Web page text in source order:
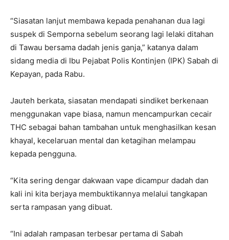
“Siasatan lanjut membawa kepada penahanan dua lagi
suspek di Semporna sebelum seorang lagi lelaki ditahan
di Tawau bersama dadah jenis ganja,” katanya dalam
sidang media di Ibu Pejabat Polis Kontinjen (IPK) Sabah di
Kepayan, pada Rabu.
Jauteh berkata, siasatan mendapati sindiket berkenaan
menggunakan vape biasa, namun mencampurkan cecair
THC sebagai bahan tambahan untuk menghasilkan kesan
khayal, kecelaruan mental dan ketagihan melampau
kepada pengguna.
“Kita sering dengar dakwaan vape dicampur dadah dan
kali ini kita berjaya membuktikannya melalui tangkapan
serta rampasan yang dibuat.
“Ini adalah rampasan terbesar pertama di Sabah